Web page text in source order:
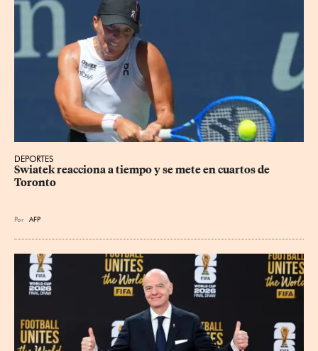
DEPORTES
Swiatek reacciona a tiempo y se mete en cuartos de
Toronto
Por AFP